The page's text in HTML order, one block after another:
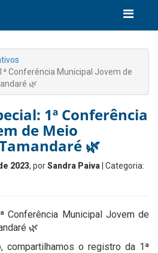
Conferência Municipal Jovem de
🌿
1ª Conferência
de Meio
🌿
2023, porSandra Paiva | Categoria:
Conferência Municipal Jovem de
🌿
compartilhamos o registro da 1ª